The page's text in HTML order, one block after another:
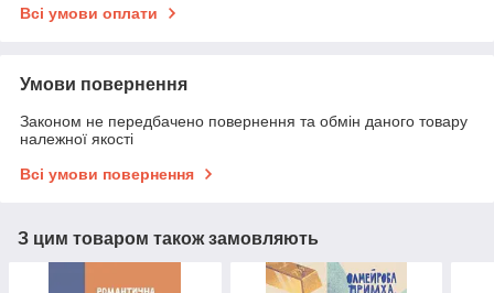
Всі умови оплати
Умови повернення
Законом не передбачено повернення та обмін даного товару
належної якості
Всі умови повернення
З цим товаром також замовляють